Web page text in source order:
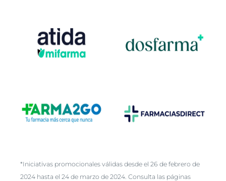
*Iniciativas promocionales válidas desde el 26 de febrero de
2024 hasta el 24 de marzo de 2024. Consulta las páginas